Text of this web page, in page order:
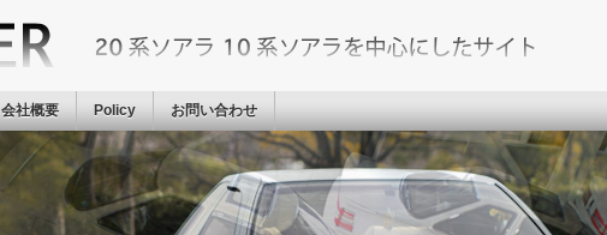
会社概要 Policy お問い合わせ